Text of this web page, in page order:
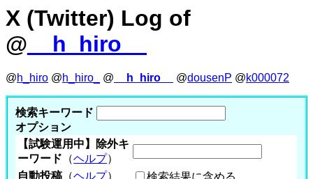
X (Twitter) Log of
@ __h_hiro__
@h_hiro @h_hiro_ @ __h_hiro__ @dousenP @k000072
検索キーワード
オプション
【試験運用中】除外キ
ーワード （ヘルプ）
自動投稿 （ヘルプ） 検索結果に含める